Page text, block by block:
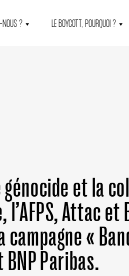
NOUS ? LE BOYCOTT, POURQUOI ?
et la
l’AFPS, Attac et
campagne «
Paribas.